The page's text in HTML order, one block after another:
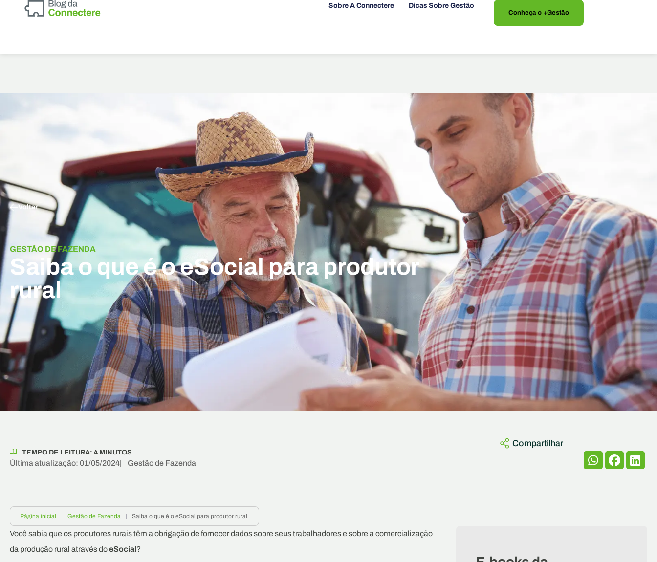
Sobre A Connectere Dicas Sobre Gestão
Conheça o +Gestão
Voltar
GESTÃO DE FAZENDA
Saiba o que é o eSocial para produtor
rural
TEMPO DE LEITURA: 4 MINUTOS
Última atualização: 01/05/2024| Gestão de Fazenda
Compartilhar
Página inicial Gestão de Fazenda Saiba o que é o eSocial para produtor rural
Você sabia que os produtores rurais têm a obrigação de fornecer dados sobre seus trabalhadores e sobre a comercialização
da produção rural através doeSocial?